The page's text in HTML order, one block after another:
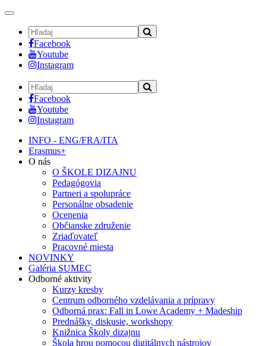
Toggle
navigation
Facebook
Youtube
Instagram
Facebook
Youtube
Instagram
INFO - ENG/FRA/ITA
Erasmus+
O nás
O ŠKOLE DIZAJNU
Pedagógovia
Partneri a spolupráce
Personálne obsadenie
Ocenenia
Občianske združenie
Zriaďovateľ
Pracovné miesta
NOVINKY
Galéria SUMEC
Odborné aktivity
Kurzy kresby
Centrum odborného vzdelávania a prípravy
Odborná prax: Fall in Lowe Academy + Madeship
Prednášky, diskusie, workshopy
Knižnica Školy dizajnu
Škola hrou pomocou digitálnych nástrojov